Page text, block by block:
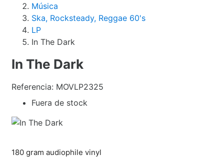
Música
Ska, Rocksteady, Reggae 60's
LP
In The Dark
In The Dark
Referencia: MOVLP2325
Fuera de stock
180 gram audiophile vinyl